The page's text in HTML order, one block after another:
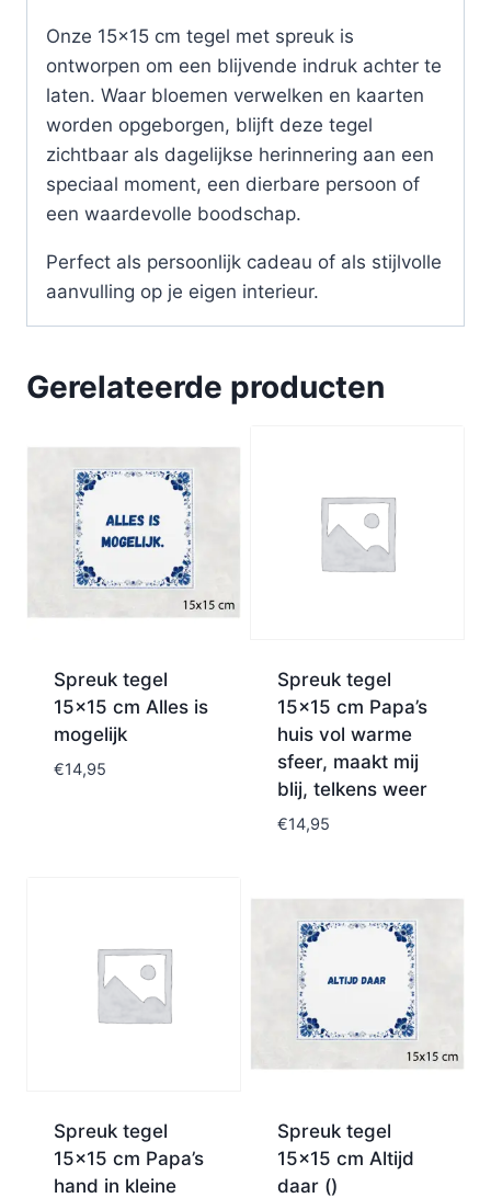
Onze 15×15 cm tegel met spreuk is
ontworpen om een blijvende indruk achter te
laten. Waar bloemen verwelken en kaarten
worden opgeborgen, blijft deze tegel
zichtbaar als dagelijkse herinnering aan een
speciaal moment, een dierbare persoon of
een waardevolle boodschap.
Perfect als persoonlijk cadeau of als stijlvolle
aanvulling op je eigen interieur.
Gerelateerde producten
Spreuk tegel
15×15 cm Alles is
mogelijk
€14,95
Spreuk tegel
15×15 cm Papa’s
huis vol warme
sfeer, maakt mij
blij, telkens weer
€14,95
Spreuk tegel
15×15 cm Papa’s
hand in kleine
Spreuk tegel
15×15 cm Altijd
daar ()